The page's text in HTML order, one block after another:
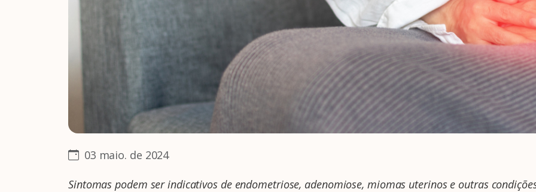
03 maio. de 2024
Sintomas podem ser indicativos de endometriose, adenomiose, miomas uterinos e outras